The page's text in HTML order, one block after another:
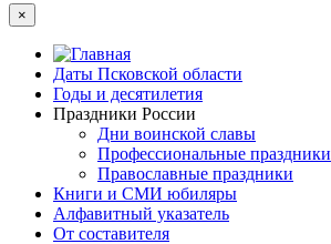
×
Даты Псковской области
Годы и десятилетия
Праздники России
Дни воинской славы
Профессиональные праздники
Православные праздники
Книги и СМИ юбиляры
Алфавитный указатель
От составителя